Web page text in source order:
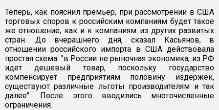
Теперь, как пояснил премьер, при рассмотрении в США
торговых споров к российским компаниям будет такое
же отношение, как и к компаниям из других развитых
стран. До вчерашнего дня, сказал Касьянов, в
отношении российского импорта в США действовала
простая схема: "в России не рыночная экономика, из РФ
идет дешевый товар, поскольку государство
компенсирует предприятиям половину издержек,
существуют различные льготы производителям и так
далее". После этого вводились многочисленные
ограничения.